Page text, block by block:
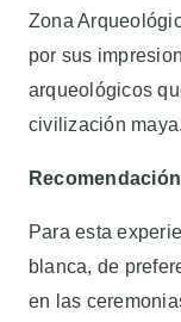
Zona
por sus
arqueológicos
civilización maya.
Para esta
blanca, de
en las